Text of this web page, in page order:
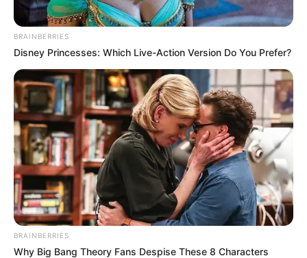
BRAINBERRIES
Disney Princesses: Which Live-Action Version Do You Prefer?
BRAINBERRIES
Why Big Bang Theory Fans Despise These 8 Characters